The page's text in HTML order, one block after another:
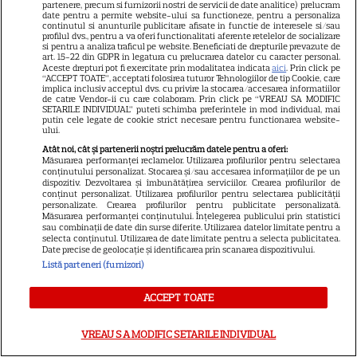
Libertatea
Libertatea pentru femei
GSP
Știri mondene
Elle
Unica
Retete practice
URMĂREȘTE-NE PE
Copyright2026Ringier Romania – Toate Drepturile rezervate
partenere, precum si furnizorii nostri de servicii de date analitice) prelucram
date pentru a permite website-ului sa functioneze, pentru a personaliza
continutul si anunturile publicitare afisate in functie de interesele si/sau
profilul dvs., pentru a va oferi functionalitati aferente retelelor de socializare
si pentru a analiza traficul pe website. Beneficiati de drepturile prevazute de
art. 15-22 din GDPR in legatura cu prelucrarea datelor cu caracter personal.
Aceste drepturi pot fi exercitate prin modalitatea indicataaici. Prin click pe
“ACCEPT TOATE”, acceptati folosirea tuturor Tehnologiilor de tip Cookie, care
implica inclusiv acceptul dvs. cu privire la stocarea/accesarea informatiilor
de catre Vendor-ii cu care colaboram. Prin click pe “VREAU SA MODIFIC
SETARILE INDIVIDUAL” puteti schimba preferintele in mod individual, mai
putin cele legate de cookie strict necesare pentru functionarea website-
ului.
Atât noi, cât și partenerii noștri prelucrăm datele pentru a oferi:
Măsurarea performanței reclamelor. Utilizarea profilurilor pentru selectarea
conținutului personalizat. Stocarea și/sau accesarea informațiilor de pe un
dispozitiv. Dezvoltarea și îmbunătățirea serviciilor. Crearea profilurilor de
conținut personalizat. Utilizarea profilurilor pentru selectarea publicității
personalizate. Crearea profilurilor pentru publicitate personalizată.
Măsurarea performanței conținutului. Înțelegerea publicului prin statistici
sau combinații de date din surse diferite. Utilizarea datelor limitate pentru a
selecta conținutul. Utilizarea de date limitate pentru a selecta publicitatea.
Date precise de geolocație și identificarea prin scanarea dispozitivului.
Listă parteneri (furnizori)
ACCEPT TOATE
VREAU SA MODIFIC SETARILE INDIVIDUAL